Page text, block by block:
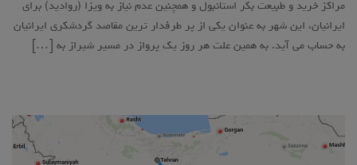
مراکز خرید و طبیعت بکر استانبول و همچنین عدم نیاز به ویزا (روادید) برای
ایرانیان، این شهر به عنوان یکی از پر طرفدار ترین مقاصد گردشکری ایرانیان
به حساب می آید. به همین علت هر روز یک پرواز در مسیر شیراز به […]